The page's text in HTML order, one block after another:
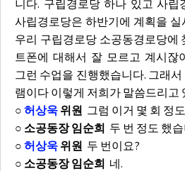
니다. 구립경로당 하나 있고 사립
사립경로당은 하반기에 계획을
우리 구립경로당 소공동경로당에
트폰에 대해서 잘 모르고 계시잖
그런 수업을 진행했습니다. 그래
램이다 이렇게 저희가 말씀드리고
○ 허상욱 위원 그럼 이거 몇 회 정
○ 소공동장 임순희 두 번 정도 했
○ 허상욱 위원 두 번이요?
○ 소공동장 임순희 네.